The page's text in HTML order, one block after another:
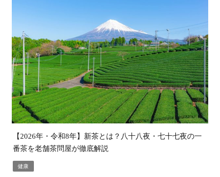
【2026年・令和8年】新茶とは？八十八夜・七十七夜の一
番茶を老舗茶問屋が徹底解説
健康